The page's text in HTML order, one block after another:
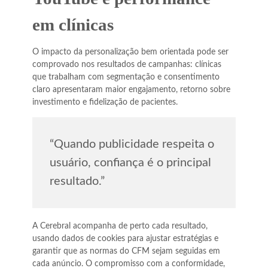
em clínicas
O impacto da personalização bem orientada pode ser
comprovado nos resultados de campanhas: clínicas
que trabalham com segmentação e consentimento
claro apresentaram maior engajamento, retorno sobre
investimento e fidelização de pacientes.
“Quando publicidade respeita o
usuário, confiança é o principal
resultado.”
A Cerebral acompanha de perto cada resultado,
usando dados de cookies para ajustar estratégias e
garantir que as normas do CFM sejam seguidas em
cada anúncio. O compromisso com a conformidade,